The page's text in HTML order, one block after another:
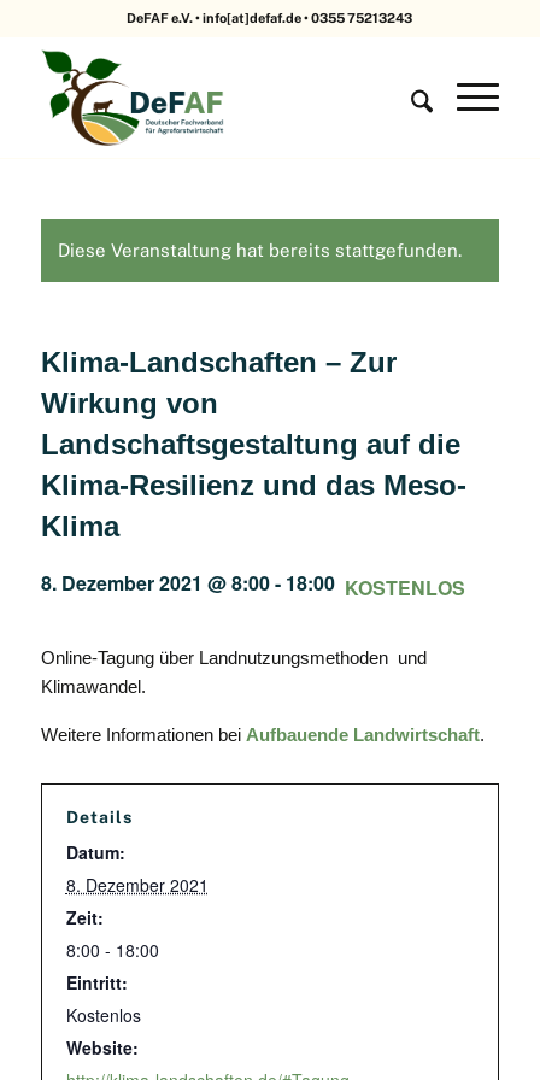
DeFAF e.V. • info[at]defaf.de • 0355 75213243
Diese Veranstaltung hat bereits stattgefunden.
Klima-Landschaften – Zur
Wirkung von
Landschaftsgestaltung auf die
Klima-Resilienz und das Meso-
Klima
8. Dezember 2021 @ 8:00- 18:00 KOSTENLOS
Online-Tagung über Landnutzungsmethoden und
Klimawandel.
Weitere Informationen bei Aufbauende Landwirtschaft.
Details
Datum:
8. Dezember 2021
Zeit:
8:00 - 18:00
Eintritt:
Kostenlos
Website: